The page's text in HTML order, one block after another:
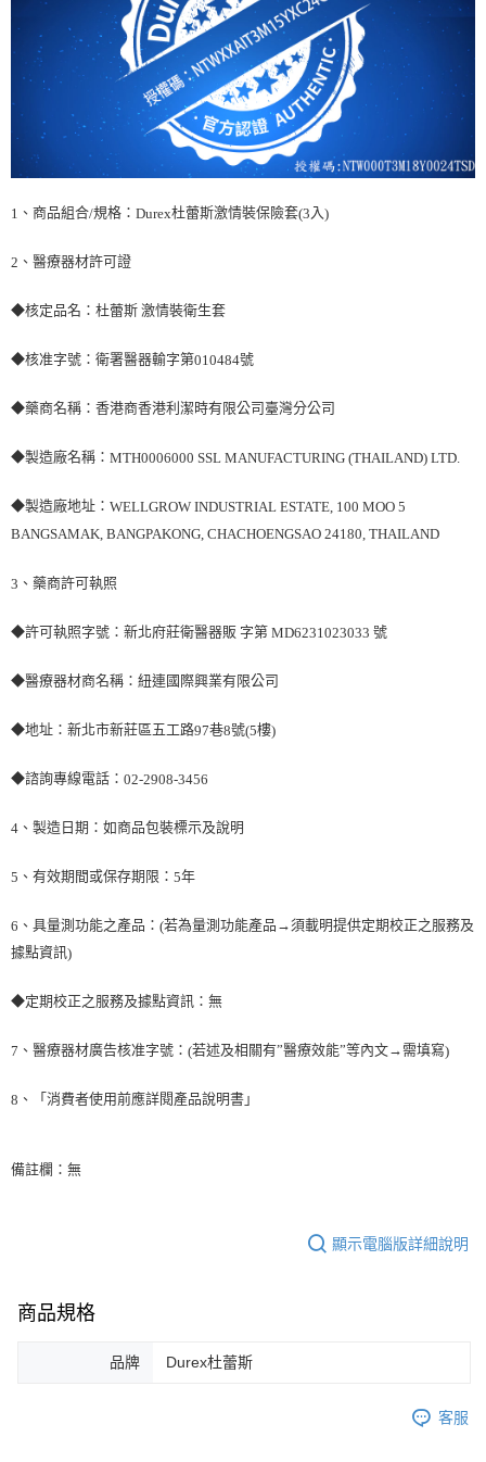
1 、商品組合/規格： Durex杜蕾斯激情裝保險套(3 入)
2 、醫療器材許可證
◆核定品名：杜蕾斯 激情裝衛生套
◆核准字號：衛署醫器輸字第010484號
◆藥商名稱：香港商香港利潔時有限公司臺灣分公司
◆製造廠名稱： MTH0006000 SSL MANUFACTURING (THAILAND) LTD.
◆製造廠地址： WELLGROW INDUSTRIAL ESTATE, 100 MOO 5
BANGSAMAK, BANGPAKONG, CHACHOENGSAO 24180, THAILAND
3 、藥商許可執照
◆許可執照字號：新北府莊衛醫器販 字第 MD6231023033 號
◆醫療器材商名稱：紐連國際興業有限公司
◆地址：新北市新莊區五工路97巷8號(5樓)
◆諮詢專線電話： 02-2908-3456
4 、製造日期：如商品包裝標示及說明
5 、有效期間或保存期限： 5年
6 、具量測功能之產品： (若為量測功能產品→須載明提供定期校正之服務及
據點資訊)
◆定期校正之服務及據點資訊：無
7 、醫療器材廣告核准字號： (若述及相關有”醫療效能”等內文→需填寫)
8 、「消費者使用前應詳閱產品說明書」
備註欄：無
顯示電腦版詳細說明
商品規格
品牌 Durex杜蕾斯
客服